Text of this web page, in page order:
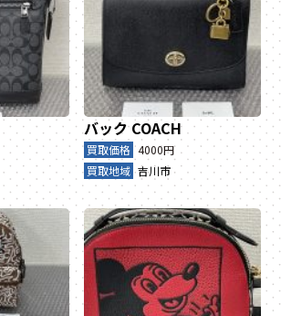
バック COACH
買取価格 4000円
買取地域 吉川市